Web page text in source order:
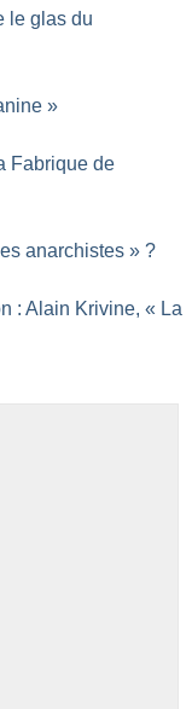
le glas du
»
Fabrique de
anarchistes » ?
: Alain Krivine, « La